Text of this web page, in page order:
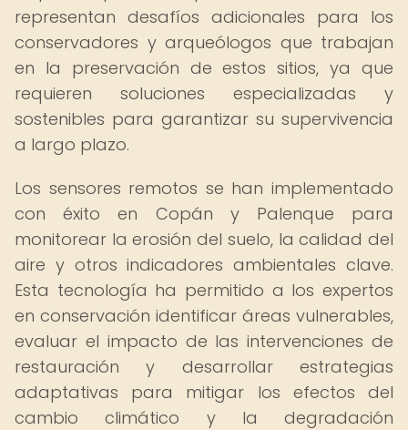
representan desafíos adicionales para los
conservadores y arqueólogos que trabajan
en la preservación de estos sitios, ya que
requieren soluciones especializadas y
sostenibles para garantizar su supervivencia
a largo plazo.
Los sensores remotos se han implementado
con éxito en Copán y Palenque para
monitorear la erosión del suelo, la calidad del
aire y otros indicadores ambientales clave.
Esta tecnología ha permitido a los expertos
en conservación identificar áreas vulnerables,
evaluar el impacto de las intervenciones de
restauración y desarrollar estrategias
adaptativas para mitigar los efectos del
cambio climático y la degradación